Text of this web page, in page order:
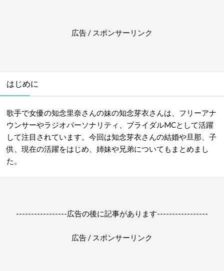
広告 / スポンサーリンク
はじめに
歌手で女優の知念里奈さんの妹の知念芽衣さんは、フリーアナ
ウンサーやラジオパーソナリティ、ブライダルMCとして活躍
して注目されています。今回は知念芽衣さんの結婚や旦那、子
供、現在の活躍をはじめ、 姉妹や兄弟についてもまとめまし
た。
-----------------広告の後に記事があります-----------------
広告 / スポンサーリンク